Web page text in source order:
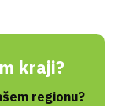
kraji?
regionu?